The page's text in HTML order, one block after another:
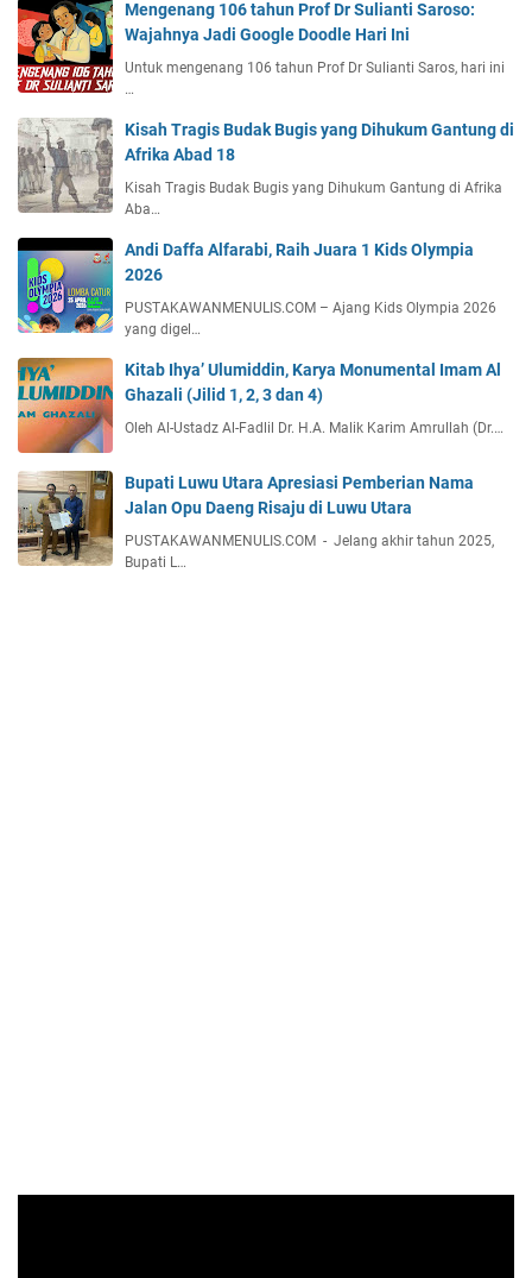
Mengenang 106 tahun Prof Dr Sulianti Saroso:
Wajahnya Jadi Google Doodle Hari Ini
Untuk mengenang 106 tahun Prof Dr Sulianti Saros, hari ini
…
Kisah Tragis Budak Bugis yang Dihukum Gantung di
Afrika Abad 18
Kisah Tragis Budak Bugis yang Dihukum Gantung di Afrika
Aba…
Andi Daffa Alfarabi, Raih Juara 1 Kids Olympia
2026
PUSTAKAWANMENULIS.COM – Ajang Kids Olympia 2026
yang digel…
Kitab Ihya’ Ulumiddin, Karya Monumental Imam Al
Ghazali (Jilid 1, 2, 3 dan 4)
Oleh Al-Ustadz Al-Fadlil Dr. H.A. Malik Karim Amrullah (Dr.…
Bupati Luwu Utara Apresiasi Pemberian Nama
Jalan Opu Daeng Risaju di Luwu Utara
PUSTAKAWANMENULIS.COM - Jelang akhir tahun 2025,
Bupati L…